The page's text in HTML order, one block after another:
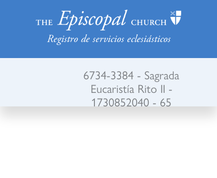
Registro de servicios eclesiásticos
6734-3384 - Sagrada
Eucaristía Rito II -
1730852040 - 65